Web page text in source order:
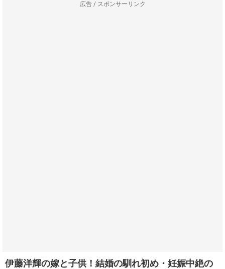
広告 / スポンサーリンク
伊藤洋輝の嫁と子供！結婚の馴れ初め・妊娠中絶の